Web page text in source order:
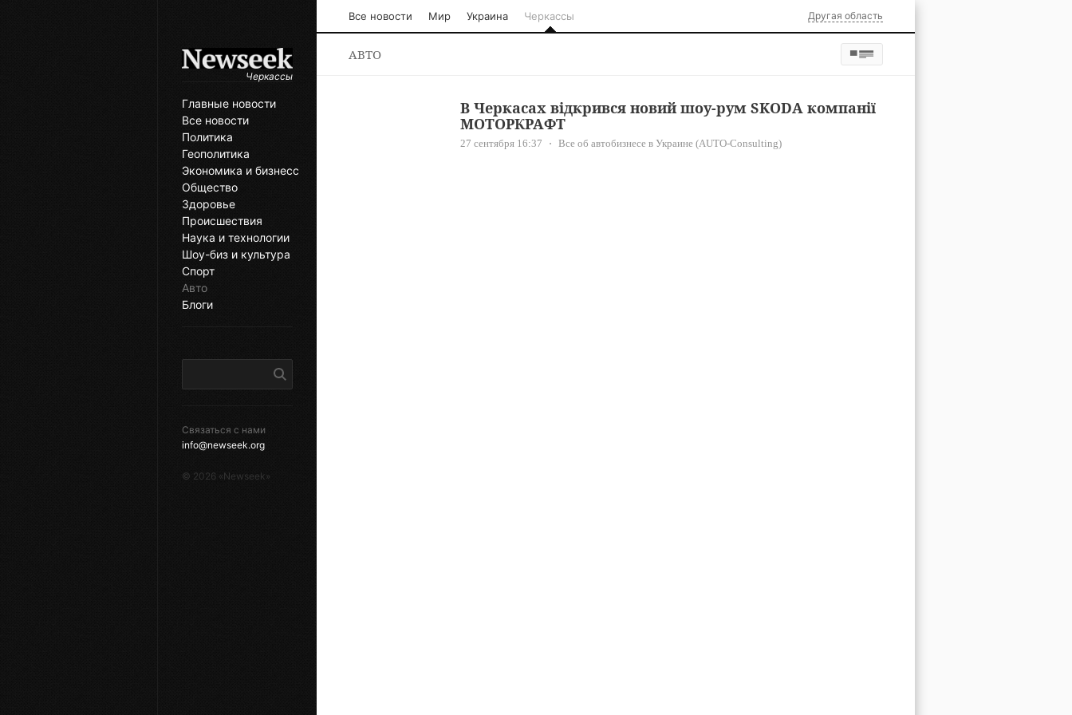
Черкассы
Главные новости
Все новости
Политика
Геополитика
Экономика и бизнесс
Общество
Здоровье
Происшествия
Наука и технологии
Шоу-биз и культура
Спорт
Авто
Блоги
Связаться с нами
info@newseek.org
© 2026 «Newseek»
Все новости Мир Украина Черкассы Другая область
АВТО
В Черкасах відкрився новий шоу-рум SKODA компанії
МОТОРКРАФТ
27 сентября 16:37 Все об автобизнесе в Украине (AUTO-Consulting)